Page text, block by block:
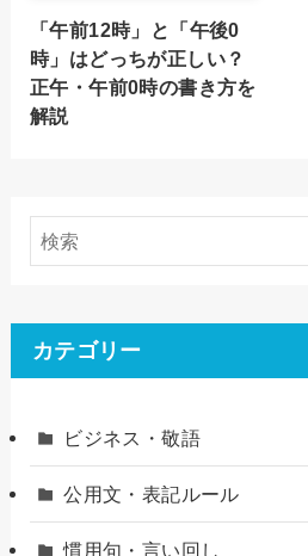
「午前12時」と「午後0
時」はどっちが正しい？
正午・午前0時の書き方を
解説
カテゴリー
ビジネス・敬語
公用文・表記ルール
慣用句・言い回し